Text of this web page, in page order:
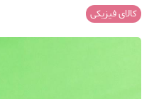
کالای فیزیکی